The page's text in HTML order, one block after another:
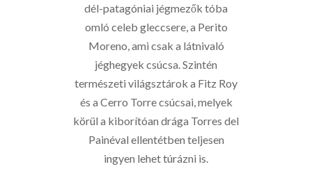
dél-patagóniai jégmezők tóba
omló celeb gleccsere, a Perito
Moreno, ami csak a látnivaló
jéghegyek csúcsa. Szintén
természeti világsztárok a Fitz Roy
és a Cerro Torre csúcsai, melyek
körül a kiborítóan drága Torres del
Painéval ellentétben teljesen
ingyen lehet túrázni is.